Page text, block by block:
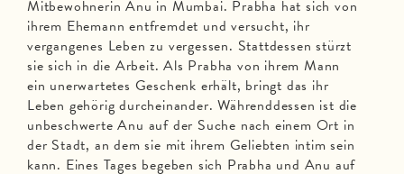
Mitbewohnerin Anu in Mumbai. Prabha hat sich von
ihrem Ehemann entfremdet und versucht, ihr
vergangenes Leben zu vergessen. Stattdessen stürzt
sie sich in die Arbeit. Als Prabha von ihrem Mann
ein unerwartetes Geschenk erhält, bringt das ihr
Leben gehörig durcheinander. Währenddessen ist die
unbeschwerte Anu auf der Suche nach einem Ort in
der Stadt, an dem sie mit ihrem Geliebten intim sein
kann. Eines Tages begeben sich Prabha und Anu auf